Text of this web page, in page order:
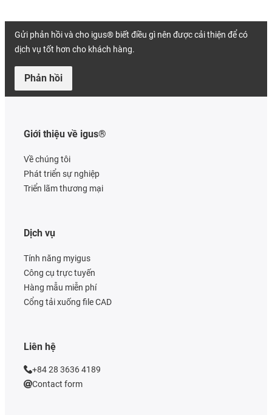
Gửi phản hồi và cho igus® biết điều gì nên được cải thiện để có
dịch vụ tốt hơn cho khách hàng.
Phản hồi
Giới thiệu về igus®
Về chúng tôi
Phát triển sự nghiệp
Triển lãm thương mại
Dịch vụ
Tính năng myigus
Công cụ trực tuyến
Hàng mẫu miễn phí
Cổng tải xuống file CAD
Liên hệ
+84 28 3636 4189
Contact form